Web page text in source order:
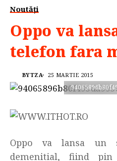
Noutăți
Oppo va
telefon fara
BYTZA 25 MARTIE 2015
Oppo va lansa un
demenitial, fiind